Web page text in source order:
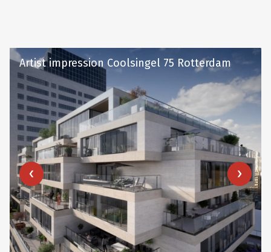
Artist impression Coolsingel 75 Rotterdam